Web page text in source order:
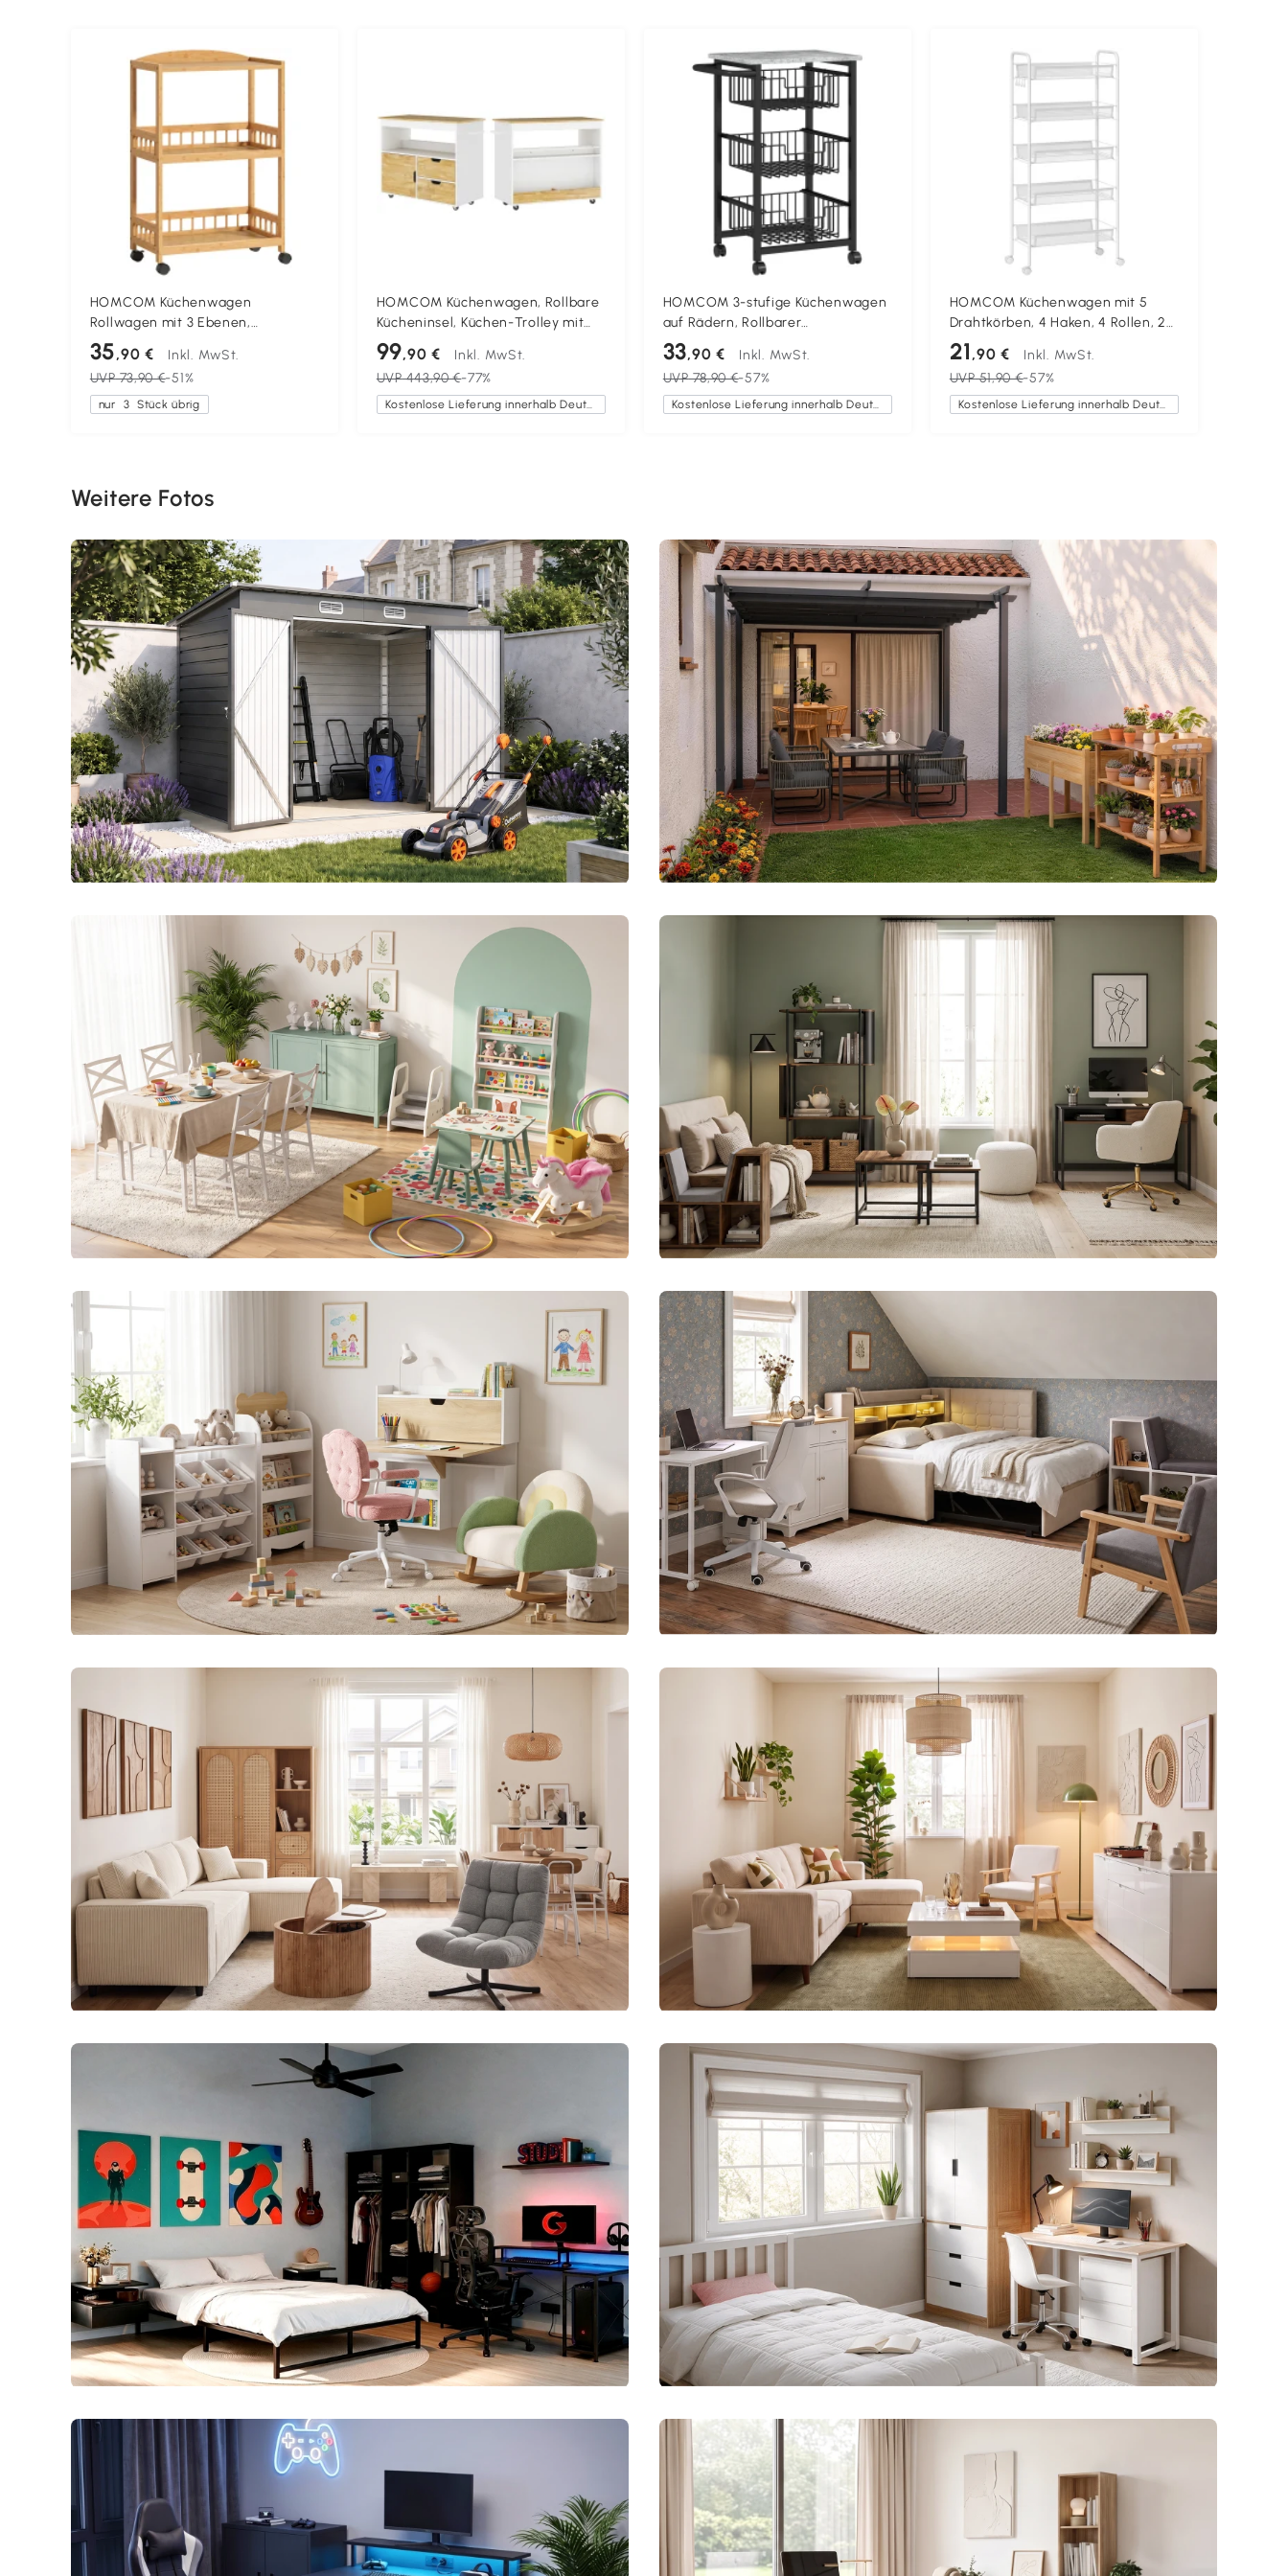
HOMCOM Küchenwagen
Rollwagen mit 3 Ebenen,
Servierwagen mit Stauraum
Küchenregal auf Rollen, für Küche
Bad Büro Naturholz
35,90 €
Inkl. MwSt.
UVP73,90 €-51%
nur 3 Stück übrig
HOMCOM Küchenwagen, Rollbare
Kücheninsel, Küchen-Trolley mit
Fächern, Schrank und
Arbeitsfläche, Weiß
99,90 €
Inkl. MwSt.
UVP443,90 €-77%
Kostenlose Lieferung innerhalb Deutschlands
HOMCOM 3-stufige Küchenwagen
auf Rädern, Rollbarer
Servierwagen, Küchen-Trolley mit
3 Stahlkörben, Servierwagen
33,90 €
Inkl. MwSt.
UVP78,90 €-57%
Kostenlose Lieferung innerhalb Deutschlands
HOMCOM Küchenwagen mit 5
Drahtkörben, 4 Haken, 4 Rollen, 2
Griffe, Stahl/Kunststoff,
45x26,5x106 cm, Weiß
21 ,90 €
Inkl. MwSt.
UVP51,90 €-57%
Kostenlose Lieferung innerhalb Deutschlands
Weitere Fotos